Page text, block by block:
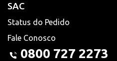
SAC
Status do Pedido
Fale Conosco
0800 727 2273